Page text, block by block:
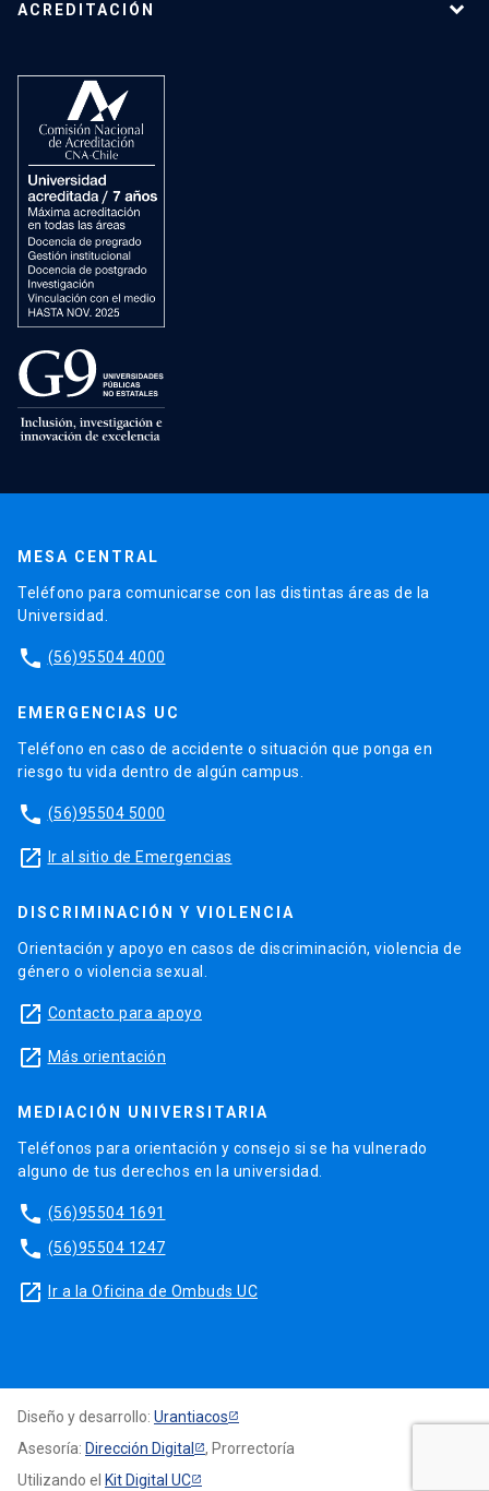
ACREDITACIÓN
MESA CENTRAL
Teléfono para comunicarse con las distintas áreas de la
Universidad.
phone (56)95504 4000
EMERGENCIAS UC
Teléfono en caso de accidente o situación que ponga en
riesgo tu vida dentro de algún campus.
phone (56)95504 5000
launch Ir al sitio de Emergencias
DISCRIMINACIÓN Y VIOLENCIA
Orientación y apoyo en casos de discriminación, violencia de
género o violencia sexual.
launch Contacto para apoyo
launch Más orientación
MEDIACIÓN UNIVERSITARIA
Teléfonos para orientación y consejo si se ha vulnerado
alguno de tus derechos en la universidad.
phone (56)95504 1691
phone (56)95504 1247
launch Ir a la Oficina de Ombuds UC
Diseño y desarrollo: Urantiacos
Asesoría: Dirección Digital
, Prorrectoría
Utilizando el Kit Digital UC